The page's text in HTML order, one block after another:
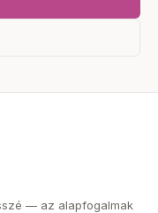
— az alapfogalmak